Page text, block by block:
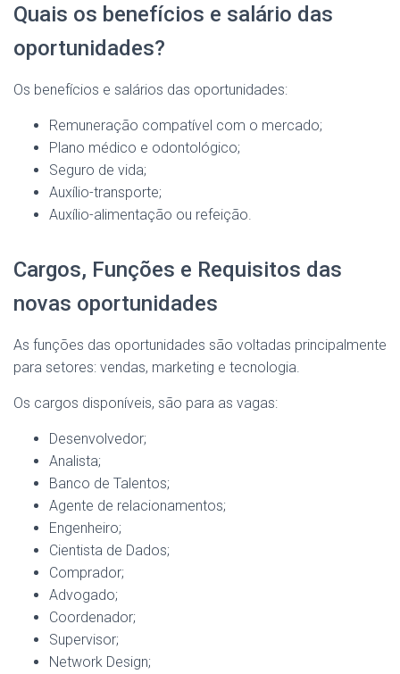
Quais os benefícios e salário das
oportunidades?
Os benefícios e salários das oportunidades:
Remuneração compatível com o mercado;
Plano médico e odontológico;
Seguro de vida;
Auxílio-transporte;
Auxílio-alimentação ou refeição.
Cargos, Funções e Requisitos das
novas oportunidades
As funções das oportunidades são voltadas principalmente
para setores: vendas, marketing e tecnologia.
Os cargos disponíveis, são para as vagas:
Desenvolvedor;
Analista;
Banco de Talentos;
Agente de relacionamentos;
Engenheiro;
Cientista de Dados;
Comprador;
Advogado;
Coordenador;
Supervisor;
Network Design;